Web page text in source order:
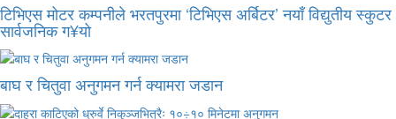
टिभिएस मोटर कम्पनीले भरतपुरमा ‘टिभिएस अर्बिटर’ नयाँ विद्युतीय स्कुटर
सार्वजनिक ग¥यो
बाघ र चितुवा अनुगमन गर्न क्यामरा जडान